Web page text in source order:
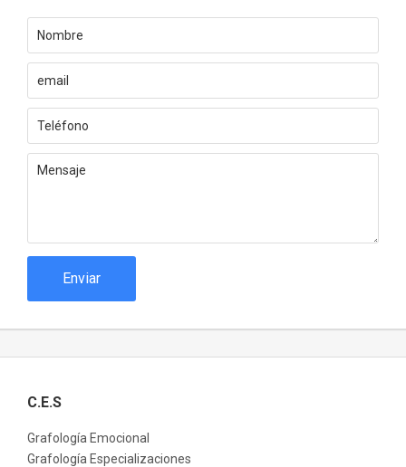
Enviar
C.E.S
Grafología Emocional
Grafología Especializaciones